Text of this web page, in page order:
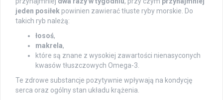
jeden posiłek powinien zawierać tłuste ryby morskie. Do
takich ryb należą:
łosoś,
makrela,
które są znane z wysokiej zawartości nienasyconych
kwasów tłuszczowych Omega-3.
Te zdrowe substancje pozytywnie wpływają na kondycję
serca oraz ogólny stan układu krążenia.